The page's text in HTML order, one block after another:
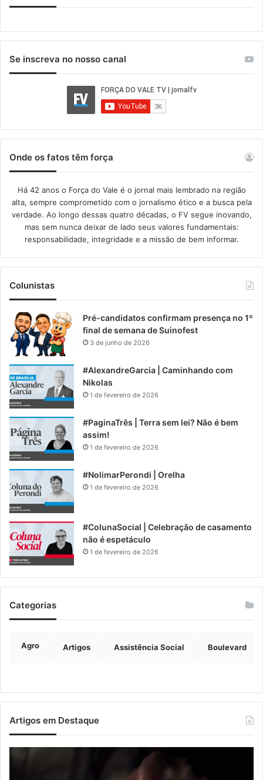
Se inscreva no nosso canal
Onde os fatos têm força
Há 42 anos o Força do Vale é o jornal mais lembrado na região
alta, sempre comprometido com o jornalismo ético e a busca pela
verdade. Ao longo dessas quatro décadas, o FV segue inovando,
mas sem nunca deixar de lado seus valores fundamentais:
responsabilidade, integridade e a missão de bem informar.​
Colunistas
Pré-candidatos confirmam presença no 1º
final de semana de Suinofest
3 de junho de 2026
#AlexandreGarcia | Caminhando com
Nikolas
1 de fevereiro de 2026
#PaginaTrês | Terra sem lei? Não é bem
assim!
1 de fevereiro de 2026
#NolimarPerondi | Orelha
1 de fevereiro de 2026
#ColunaSocial | Celebração de casamento
não é espetáculo
1 de fevereiro de 2026
Categorias
Agro Artigos Assistência Social Boulevard
Artigos em Destaque
horários